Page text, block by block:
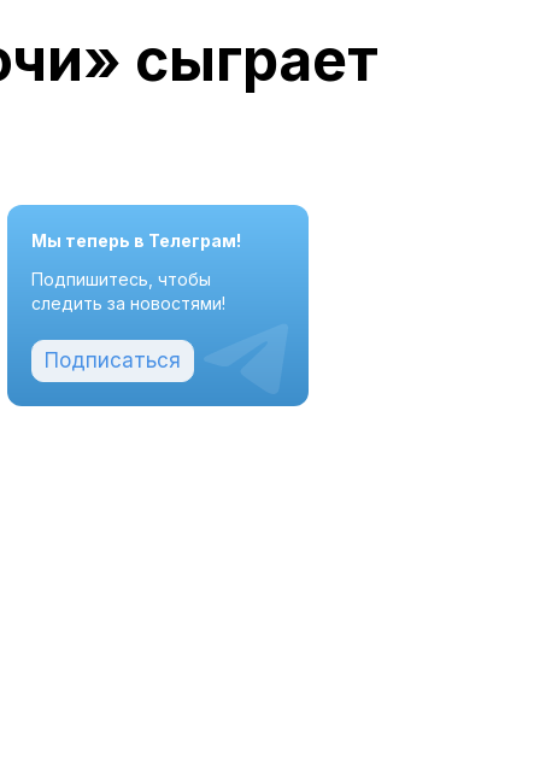
сыграет
Мы теперь в Телеграм!
Подпишитесь, чтобы
следить за новостями!
Подписаться